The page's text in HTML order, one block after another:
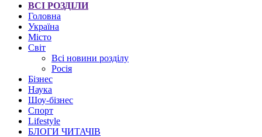
ВСІ РОЗДІЛИ
Головна
Україна
Місто
Світ
Всі новини розділу
Росія
Бізнес
Наука
Шоу-бізнес
Спорт
Lifestyle
БЛОГИ ЧИТАЧІВ